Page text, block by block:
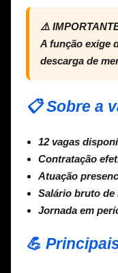
⚠️
A função exige
descarga de
📋 Sobre a
12 vagas
Contratação
Atuação
Salário bruto de
Jornada em
💪